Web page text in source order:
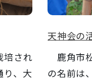
培され
り、大
天神会の
鹿角市
の名前は